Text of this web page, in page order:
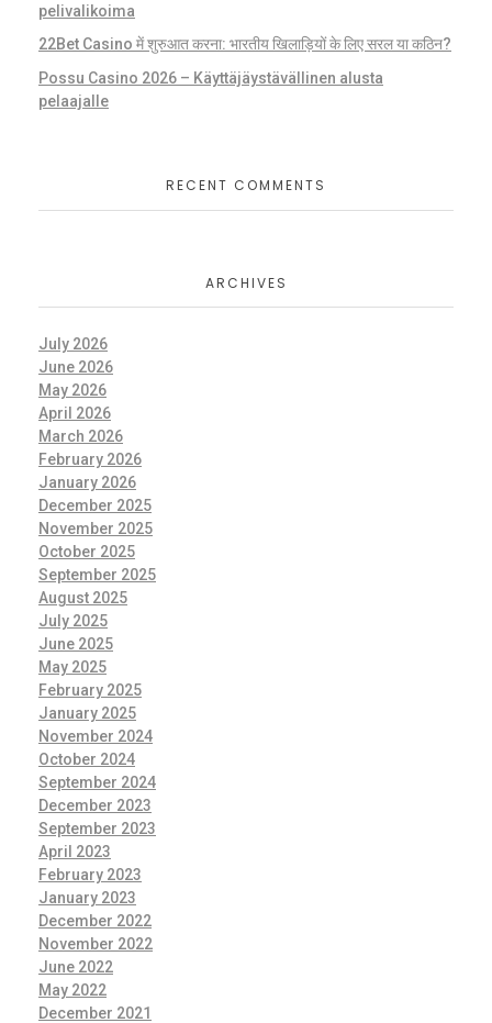
pelivalikoima
22Bet Casino में शुरुआत करना: भारतीय खिलाड़ियों के लिए सरल या कठिन?
Possu Casino 2026 – Käyttäjäystävällinen alusta
pelaajalle
RECENT COMMENTS
ARCHIVES
July 2026
June 2026
May 2026
April 2026
March 2026
February 2026
January 2026
December 2025
November 2025
October 2025
September 2025
August 2025
July 2025
June 2025
May 2025
February 2025
January 2025
November 2024
October 2024
September 2024
December 2023
September 2023
April 2023
February 2023
January 2023
December 2022
November 2022
June 2022
May 2022
December 2021